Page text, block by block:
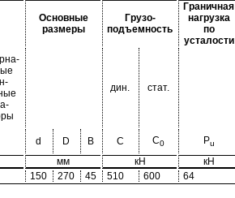
Основные
размеры
Грузо-
подъемность
Граничная
нагрузка
по
усталости
дин. стат.
d D B C C0 Pu
мм кН
кН
150 270 45 510 600 64